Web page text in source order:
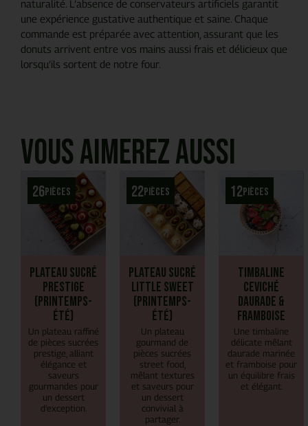
naturalité. L’absence de conservateurs artificiels garantit
une expérience gustative authentique et saine. Chaque
commande est préparée avec attention, assurant que les
donuts arrivent entre vos mains aussi frais et délicieux que
lorsqu’ils sortent de notre four.
Vous aimerez aussi
26pièces
Plateau Sucré
Prestige
(Printemps-
Été)
Un plateau raffiné
de pièces sucrées
prestige, alliant
élégance et
saveurs
gourmandes pour
un dessert
d’exception.
22pièces
Plateau Sucré
Little Sweet
(Printemps-
Été)
Un plateau
gourmand de
pièces sucrées
street food,
mêlant textures
et saveurs pour
un dessert
convivial à
partager.
12pièces
Timbaline
Ceviché
daurade &
framboise
Une timbaline
délicate mêlant
daurade marinée
et framboise pour
un équilibre frais
et élégant.